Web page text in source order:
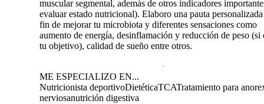
muscular segmental, además de otros indicadores
evaluar estado nutricional). Elaboro una pauta
fin de mejorar tu microbiota y diferentes sensaciones como
aumento de energía, desinflamación y reducción de peso (si
tu objetivo), calidad de sueño entre otros.
ME ESPECIALIZO EN...
Nutricionista deportivoDietéticaTCATratamiento para
nerviosanutrición digestiva